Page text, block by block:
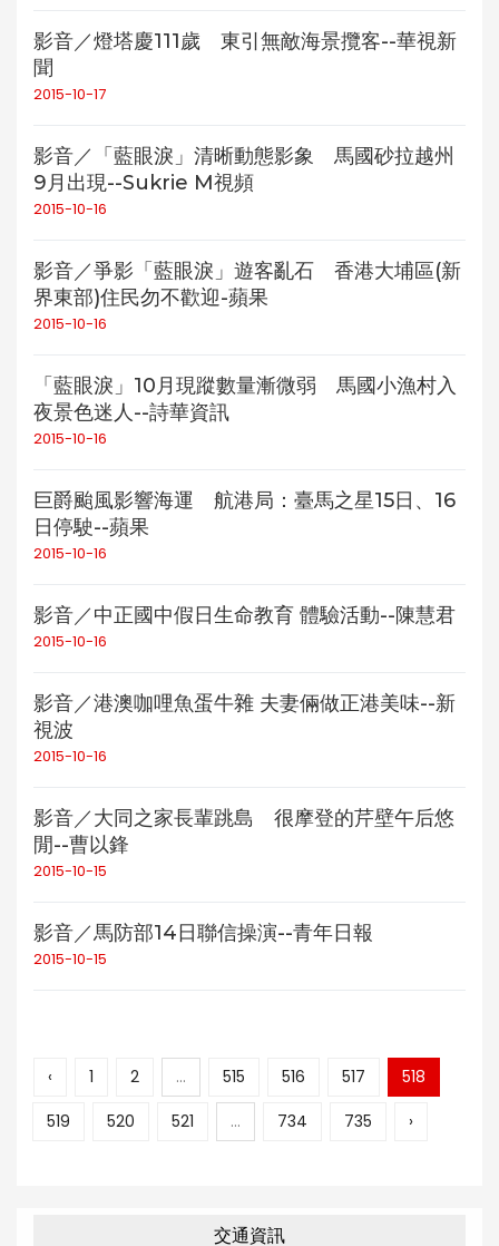
影音／燈塔慶111歲 東引無敵海景攬客--華視新
聞
2015-10-17
影音／「藍眼淚」清晰動態影象 馬國砂拉越州
9月出現--Sukrie M視頻
2015-10-16
影音／爭影「藍眼淚」遊客亂石 香港大埔區(新
界東部)住民勿不歡迎-蘋果
2015-10-16
「藍眼淚」10月現蹤數量漸微弱 馬國小漁村入
夜景色迷人--詩華資訊
2015-10-16
巨爵颱風影響海運 航港局：臺馬之星15日、16
日停駛--蘋果
2015-10-16
影音／中正國中假日生命教育 體驗活動--陳慧君
2015-10-16
影音／港澳咖哩魚蛋牛雜 夫妻倆做正港美味--新
視波
2015-10-16
影音／大同之家長輩跳島 很摩登的芹壁午后悠
閒--曹以鋒
2015-10-15
影音／馬防部14日聯信操演--青年日報
2015-10-15
‹ 1 2 ... 515 516 517
518
519
520 521 ... 734 735 ›
交通資訊